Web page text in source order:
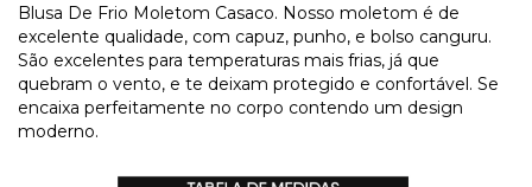
Blusa De Frio Moletom Casaco. Nosso moletom é de
excelente qualidade, com capuz, punho, e bolso canguru.
São excelentes para temperaturas mais frias, já que
quebram o vento, e te deixam protegido e confortável. Se
encaixa perfeitamente no corpo contendo um design
moderno.